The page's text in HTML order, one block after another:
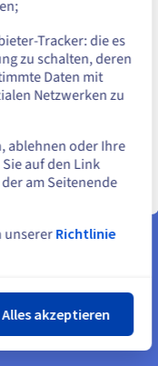
ist ein echter
eine
Experience und
Schließen
Tracker: die es
zu schalten, deren
Daten mit
Netzwerken zu
ablehnen oder Ihre
auf den Link
am Seitenende
unserer Richtlinie
Alles akzeptieren